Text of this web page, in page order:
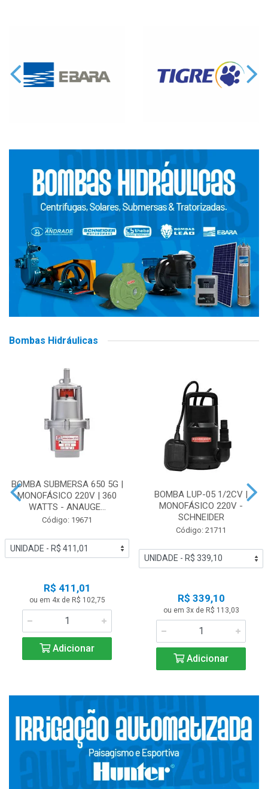
Bombas Hidráulicas
BOMBA SUBMERSA 650 5G |
MONOFÁSICO 220V | 360
WATTS - ANAUGE...
Código: 19671
R$ 411,01
ou em 4x de R$ 102,75
Adicionar
BOMBA LUP-05 1/2CV |
MONOFÁSICO 220V -
SCHNEIDER
Código: 21711
R$ 339,10
ou em 3x de R$ 113,03
Adicionar